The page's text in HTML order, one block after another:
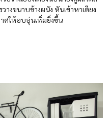
างขนาบข้างผนัง หันเข้าหาเตียง
าศให้อบอุ่นเพิ่มยิ่งขึ้น